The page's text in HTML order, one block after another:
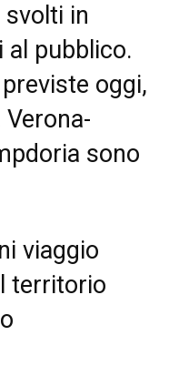
svolti in
al pubblico.
oggi,
sono
viaggio
territorio